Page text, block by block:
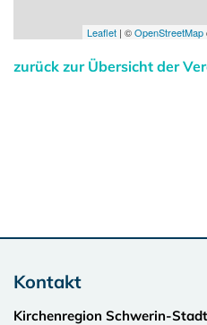
Leaflet | ©OpenStreetMap
zurück zur Übersicht der
Kontakt
Kirchenregion Schwerin-Stadt